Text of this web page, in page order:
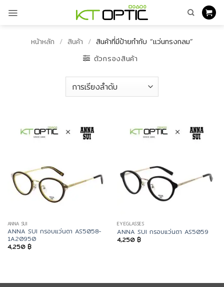
หน้าหลัก / สินค้า / สินค้าที่มีป้ายกำกับ “แว่นทรงกลม”
ตัวกรองสินค้า
ANNA SUI
ANNA SUI กรอบแว่นตา AS5058-
1A20950
4,250 ฿
EYEGLASSES
ANNA SUI กรอบแว่นตา AS5059
4,250 ฿